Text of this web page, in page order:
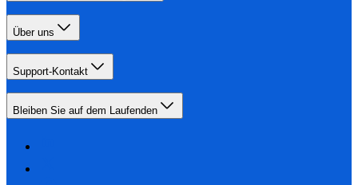
Über uns
Support-Kontakt
Bleiben Sie auf dem Laufenden